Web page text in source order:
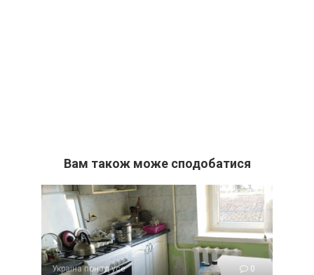
Вам також може сподобатися
Україна понад усе 0